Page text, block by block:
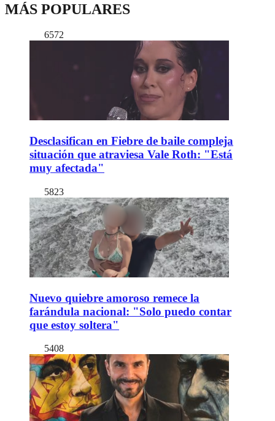
MÁS POPULARES
6572
Desclasifican en Fiebre de baile compleja
situación que atraviesa Vale Roth: "Está
muy afectada"
5823
Nuevo quiebre amoroso remece la
farándula nacional: "Solo puedo contar
que estoy soltera"
5408